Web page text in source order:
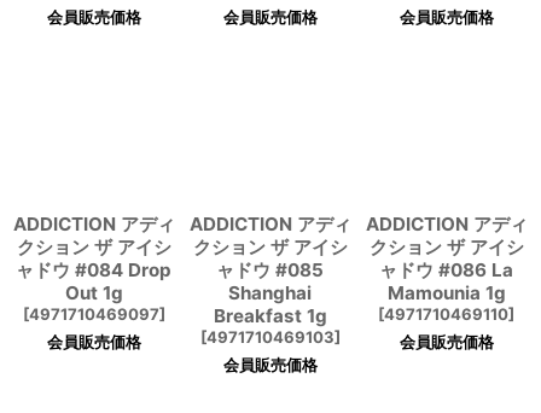
会員販売価格
会員販売価格
会員販売価格
ADDICTION アディ
クション ザ アイシ
ャドウ #084 Drop
Out 1g
[4971710469097]
会員販売価格
ADDICTION アディ
クション ザ アイシ
ャドウ #085
Shanghai
Breakfast 1g
[4971710469103]
会員販売価格
ADDICTION アディ
クション ザ アイシ
ャドウ #086 La
Mamounia 1g
[4971710469110]
会員販売価格